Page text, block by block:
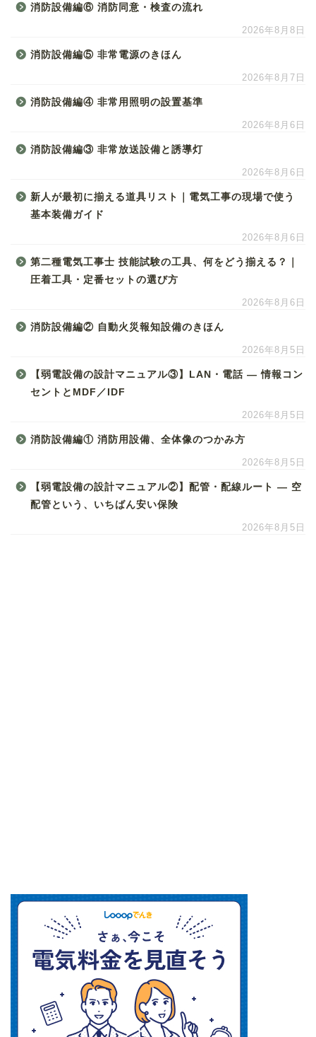
消防設備編⑥ 消防同意・検査の流れ
2026年8月8日
消防設備編⑤ 非常電源のきほん
2026年8月7日
消防設備編④ 非常用照明の設置基準
2026年8月6日
消防設備編③ 非常放送設備と誘導灯
2026年8月6日
新人が最初に揃える道具リスト｜電気工事の現場で使う
基本装備ガイド
2026年8月6日
第二種電気工事士 技能試験の工具、何をどう揃える？｜
圧着工具・定番セットの選び方
2026年8月6日
消防設備編② 自動火災報知設備のきほん
2026年8月5日
【弱電設備の設計マニュアル③】LAN・電話 ― 情報コン
セントとMDF／IDF
2026年8月5日
消防設備編① 消防用設備、全体像のつかみ方
2026年8月5日
【弱電設備の設計マニュアル②】配管・配線ルート ― 空
配管という、いちばん安い保険
2026年8月5日